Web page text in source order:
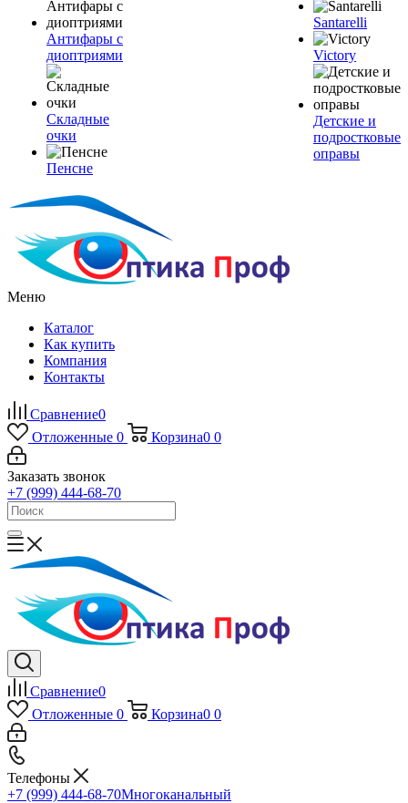
Антифары с
диоптриями
Складные
очки
Пенсне
Santarelli
Victory
Детские и
подростковые
оправы
Меню
Каталог
Как купить
Компания
Контакты
Сравнение0
Отложенные 0 Корзина0 0
Заказать звонок
+7 (999) 444-68-70
Сравнение0
Отложенные 0 Корзина0 0
Телефоны
+7 (999) 444-68-70Многоканальный